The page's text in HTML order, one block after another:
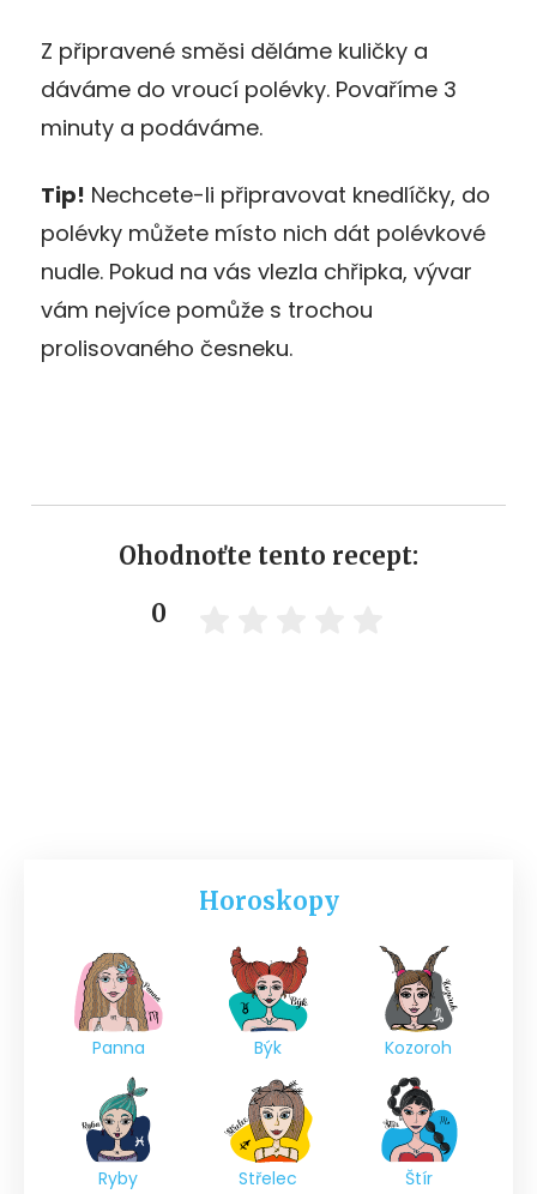
Z připravené směsi děláme kuličky a
dáváme do vroucí polévky. Povaříme 3
minuty a podáváme.
Tip! Nechcete-li připravovat knedlíčky, do
polévky můžete místo nich dát polévkové
nudle. Pokud na vás vlezla chřipka, vývar
vám nejvíce pomůže s trochou
prolisovaného česneku.
Ohodnoťte tento recept:
0
Horoskopy
Panna Býk Kozoroh
Ryby Střelec Štír